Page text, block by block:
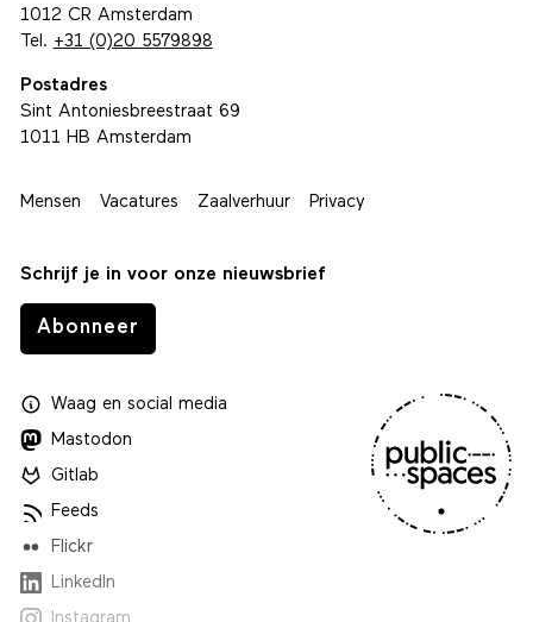
1012 CR Amsterdam
Tel. +31 (0)20 5579898
Postadres
Sint Antoniesbreestraat 69
1011 HB Amsterdam
Mensen Vacatures Zaalverhuur Privacy
Schrijf je in voor onze nieuwsbrief
Abonneer
Waagen social media
Mastodon
Gitlab
Feeds
Flickr
LinkedIn